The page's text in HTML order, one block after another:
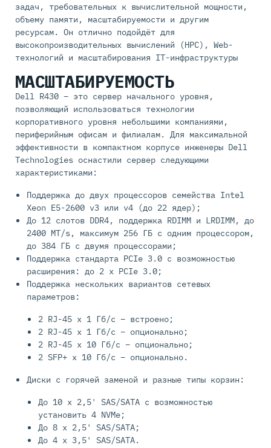
задач, требовательных к вычислительной мощности,
объему памяти, масштабируемости и другим
ресурсам. Он отлично подойдёт для
высокопроизводительных вычислений (HPC), Web-
технологий и масштабирования IT-инфраструктуры
МАСШТАБИРУЕМОСТЬ
Dell R430 – это сервер начального уровня,
позволяющий использоваться технологии
корпоративного уровня небольшими компаниями,
периферийным офисам и филиалам. Для максимальной
эффективности в компактном корпусе инженеры Dell
Technologies оснастили сервер следующими
характеристиками:
Поддержка до двух процессоров семейства Intel
Xeon E5-2600 v3 или v4 (до 22 ядер);
До 12 слотов DDR4, поддержка RDIMM и LRDIMM, до
2400 MT/s, максимум 256 ГБ с одним процессором,
до 384 ГБ с двумя процессорами;
Поддержка стандарта PCIe 3.0 с возможностью
расширения: до 2 х PCIe 3.0;
Поддержка нескольких вариантов сетевых
параметров:
2 RJ-45 x 1 Гб/c – встроено;
2 RJ-45 x 1 Гб/c – опционально;
2 RJ-45 x 10 Гб/c – опционально;
2 SFP+ x 10 Гб/c – опционально.
Диски с горячей заменой и разные типы корзин:
До 10 х 2,5' SAS/SATA с возможностью
установить 4 NVMe;
До 8 х 2,5' SAS/SATA;
До 4 х 3,5' SAS/SATA.